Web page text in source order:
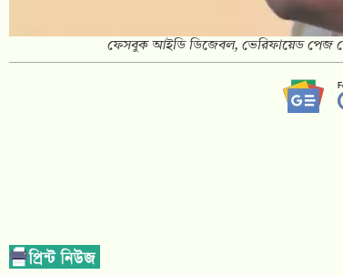
ফেসবুক আইডি ডিজেবল, ভেরিফায়েড পেজ